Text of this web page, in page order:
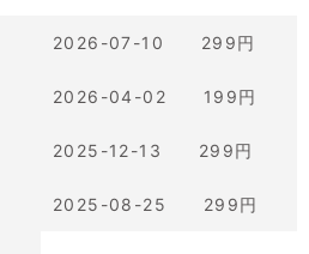
2026-07-10 299円
2026-04-02 199円
2025-12-13 299円
2025-08-25 299円